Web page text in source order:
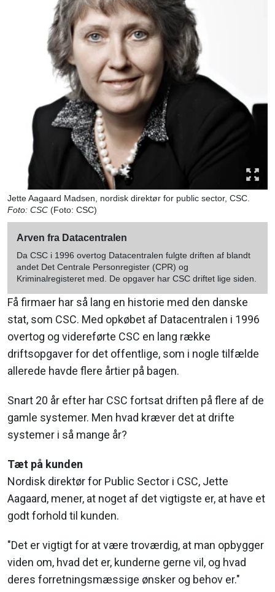
Jette Aagaard Madsen, nordisk direktør for public sector, CSC.
Foto: CSC (Foto: CSC)
Arven fra Datacentralen
Da CSC i 1996 overtog Datacentralen fulgte driften af blandt
andet Det Centrale Personregister (CPR) og
Kriminalregisteret med. De opgaver har CSC driftet lige siden.
Få firmaer har så lang en historie med den danske
stat, som CSC. Med opkøbet af Datacentralen i 1996
overtog og videreførte CSC en lang række
driftsopgaver for det offentlige, som i nogle tilfælde
allerede havde flere årtier på bagen.
Snart 20 år efter har CSC fortsat driften på flere af de
gamle systemer. Men hvad kræver det at drifte
systemer i så mange år?
Tæt på kunden
Nordisk direktør for Public Sector i CSC, Jette
Aagaard, mener, at noget af det vigtigste er, at have et
godt forhold til kunden.
"Det er vigtigt for at være troværdig, at man opbygger
viden om, hvad det er, kunderne gerne vil, og hvad
deres forretningsmæssige ønsker og behov er."